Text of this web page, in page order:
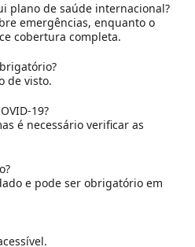
plano de saúde internacional?
emergências, enquanto o
cobertura completa.
de visto.
19?
é necessário verificar as
e pode ser obrigatório em